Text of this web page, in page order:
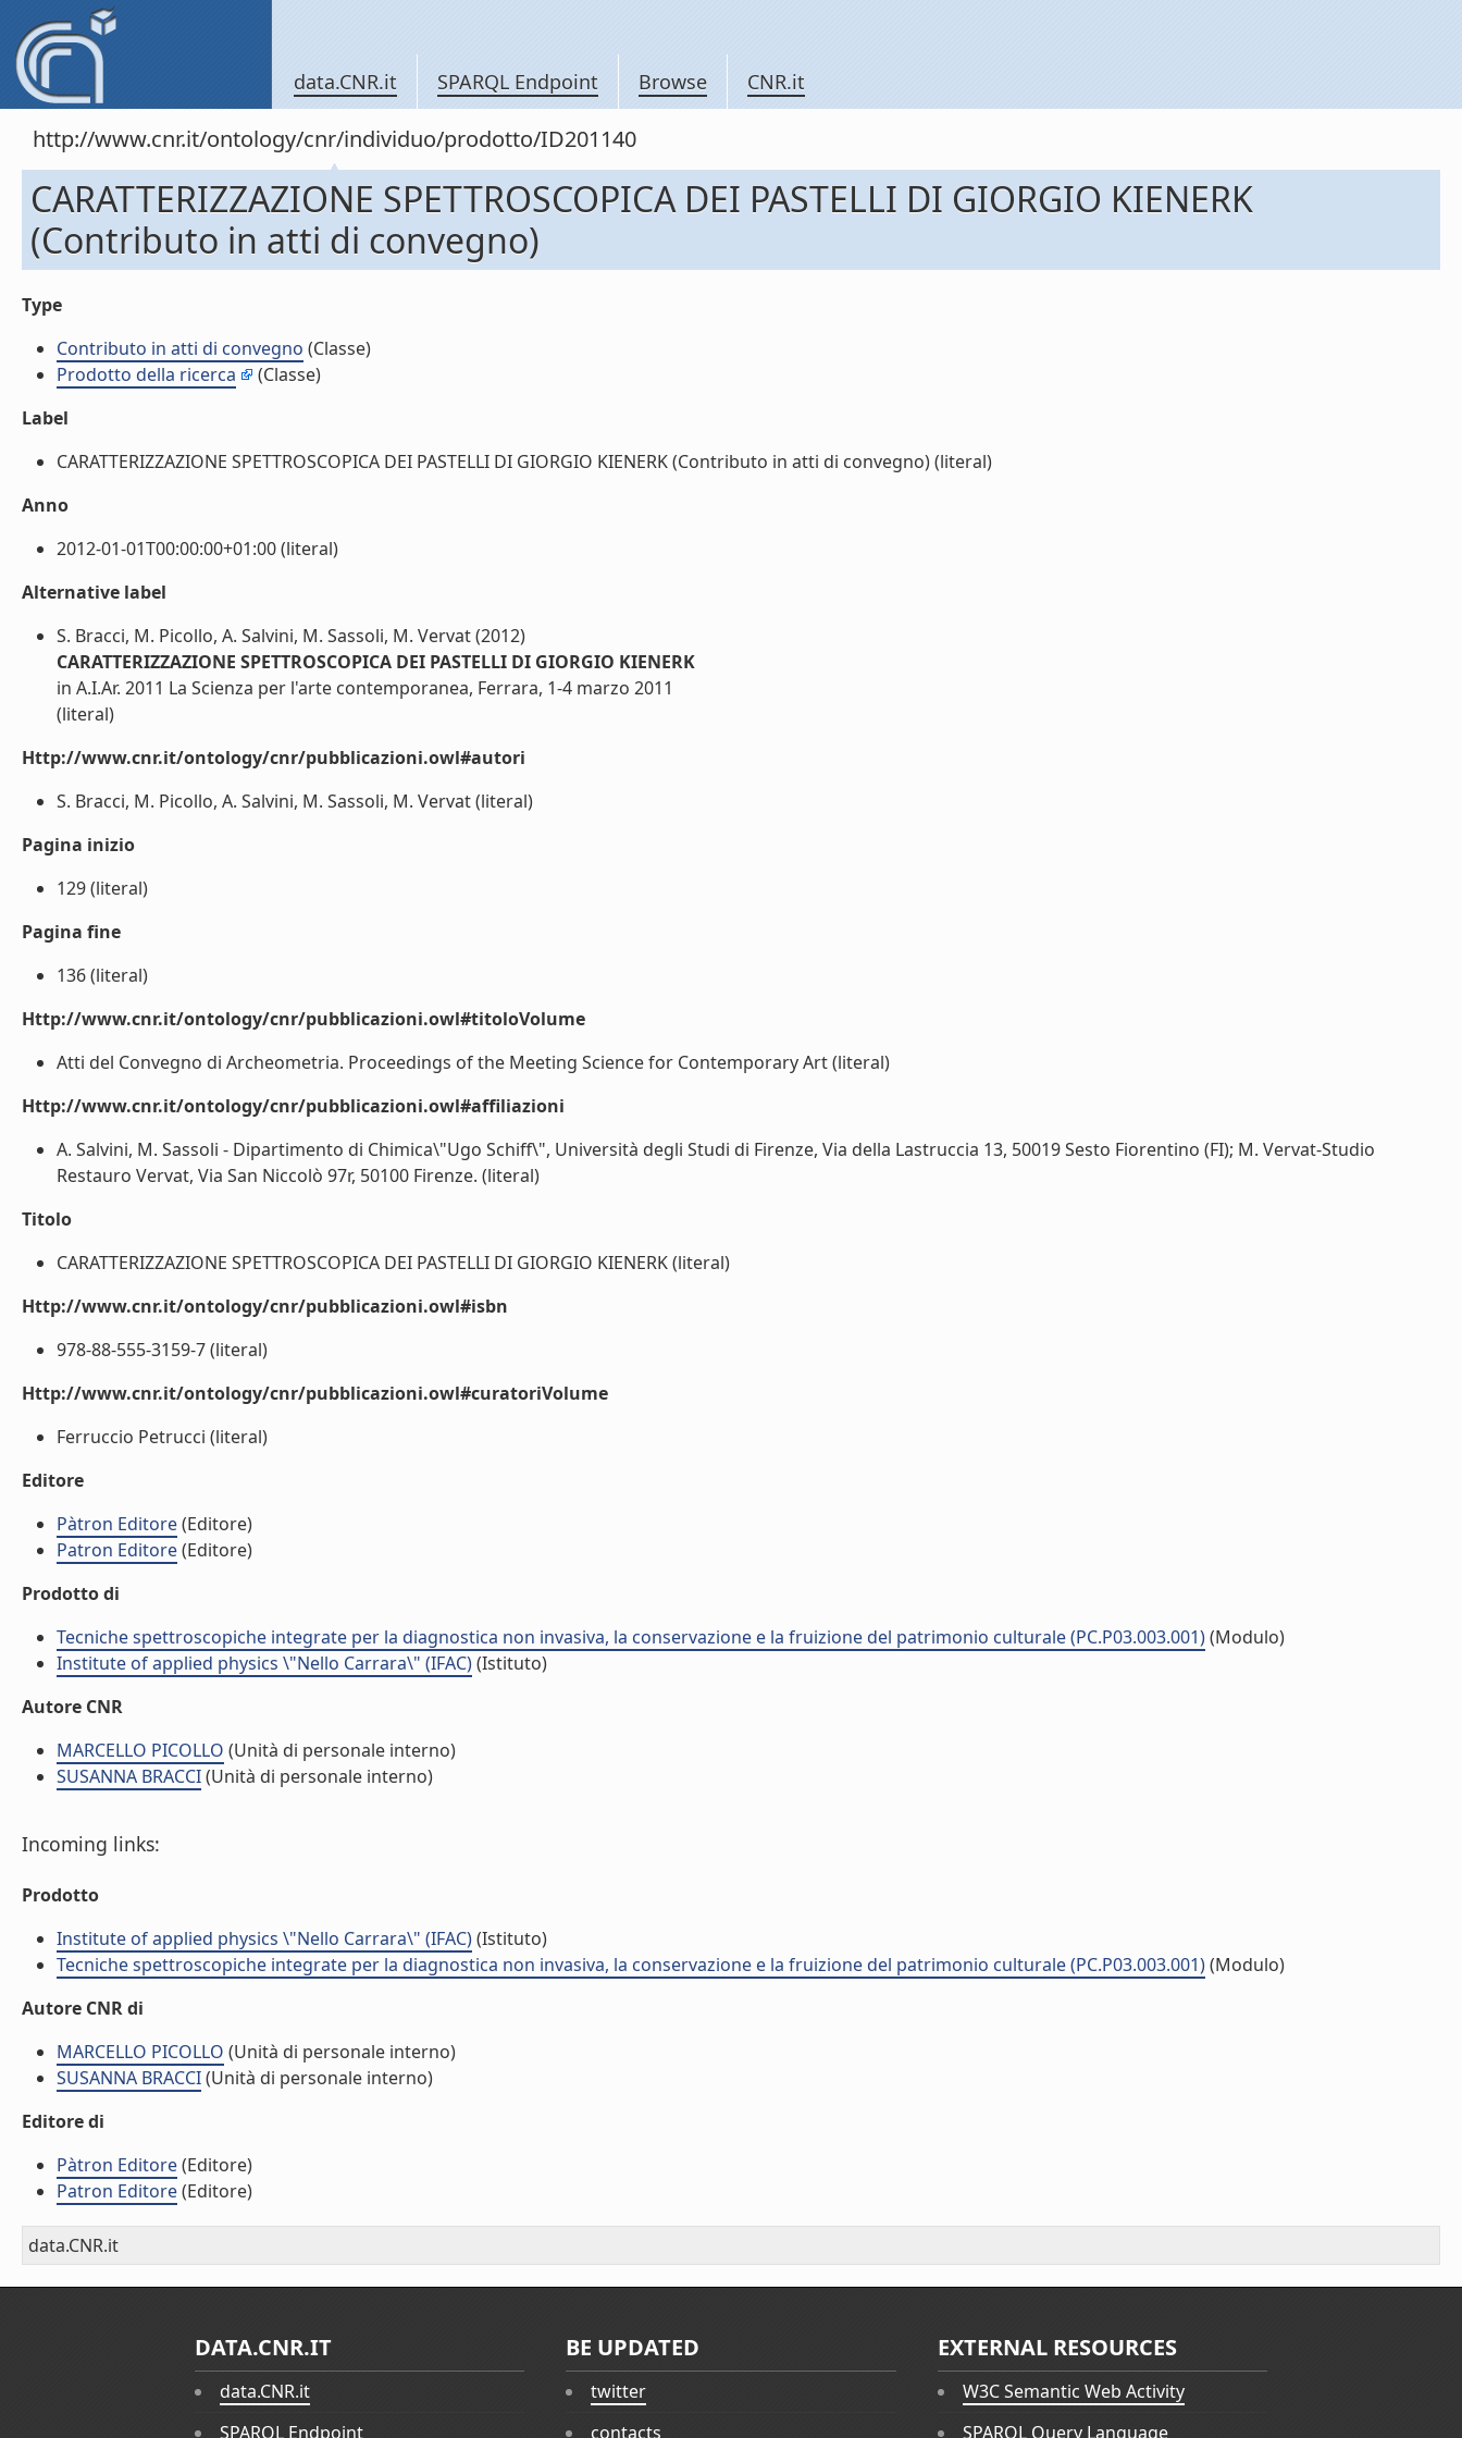
data.CNR.it SPARQL Endpoint Browse CNR.it
http://www.cnr.it/ontology/cnr/individuo/prodotto/ID201140
CARATTERIZZAZIONE SPETTROSCOPICA DEI PASTELLI DI GIORGIO KIENERK
(Contributo in atti di convegno)
Type
Contributo in atti di convegno (Classe)
Prodotto della ricerca
(Classe)
Label
CARATTERIZZAZIONE SPETTROSCOPICA DEI PASTELLI DI GIORGIO KIENERK (Contributo in atti di convegno) (literal)
Anno
2012-01-01T00:00:00+01:00 (literal)
Alternative label
S. Bracci, M. Picollo, A. Salvini, M. Sassoli, M. Vervat (2012)
CARATTERIZZAZIONE SPETTROSCOPICA DEI PASTELLI DI GIORGIO KIENERK
in A.I.Ar. 2011 La Scienza per l'arte contemporanea, Ferrara, 1-4 marzo 2011
(literal)
Http://www.cnr.it/ontology/cnr/pubblicazioni.owl#autori
S. Bracci, M. Picollo, A. Salvini, M. Sassoli, M. Vervat (literal)
Pagina inizio
129 (literal)
Pagina fine
136 (literal)
Http://www.cnr.it/ontology/cnr/pubblicazioni.owl#titoloVolume
Atti del Convegno di Archeometria. Proceedings of the Meeting Science for Contemporary Art (literal)
Http://www.cnr.it/ontology/cnr/pubblicazioni.owl#affiliazioni
A. Salvini, M. Sassoli - Dipartimento di Chimica\"Ugo Schiff\", Università degli Studi di Firenze, Via della Lastruccia 13, 50019 Sesto Fiorentino (FI); M. Vervat-Studio
Restauro Vervat, Via San Niccolò 97r, 50100 Firenze. (literal)
Titolo
CARATTERIZZAZIONE SPETTROSCOPICA DEI PASTELLI DI GIORGIO KIENERK (literal)
Http://www.cnr.it/ontology/cnr/pubblicazioni.owl#isbn
978-88-555-3159-7 (literal)
Http://www.cnr.it/ontology/cnr/pubblicazioni.owl#curatoriVolume
Ferruccio Petrucci (literal)
Editore
Pàtron Editore(Editore)
Patron Editore(Editore)
Prodotto di
Tecniche spettroscopiche integrate per la diagnostica non invasiva, la conservazione e la fruizione del patrimonio culturale (PC.P03.003.001)(Modulo)
Institute of applied physics \"Nello Carrara\" (IFAC)(Istituto)
Autore CNR
MARCELLO PICOLLO (Unità di personale interno)
SUSANNA BRACCI(Unità di personale interno)
Incoming links:
Prodotto
Institute of applied physics \"Nello Carrara\" (IFAC)(Istituto)
Tecniche spettroscopiche integrate per la diagnostica non invasiva, la conservazione e la fruizione del patrimonio culturale (PC.P03.003.001)(Modulo)
Autore CNR di
MARCELLO PICOLLO (Unità di personale interno)
SUSANNA BRACCI(Unità di personale interno)
Editore di
Pàtron Editore(Editore)
Patron Editore(Editore)
data.CNR.it
DATA.CNR.IT
data.CNR.it
SPARQL Endpoint
BE UPDATED
twitter
contacts
EXTERNAL RESOURCES
W3C Semantic Web Activity
SPARQL Query Language